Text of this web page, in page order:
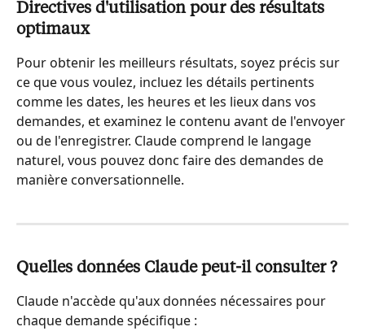
Directives d'utilisation pour des résultats
optimaux
Pour obtenir les meilleurs résultats, soyez précis sur
ce que vous voulez, incluez les détails pertinents
comme les dates, les heures et les lieux dans vos
demandes, et examinez le contenu avant de l'envoyer
ou de l'enregistrer. Claude comprend le langage
naturel, vous pouvez donc faire des demandes de
manière conversationnelle.
Quelles données Claude peut-il consulter ?
Claude n'accède qu'aux données nécessaires pour
chaque demande spécifique :